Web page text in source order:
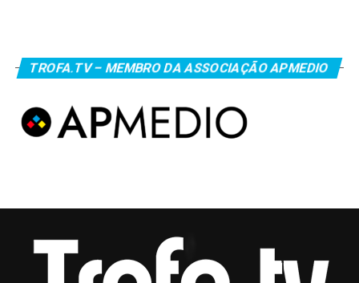
TROFA.TV – MEMBRO DA ASSOCIAÇÃO APMEDIO